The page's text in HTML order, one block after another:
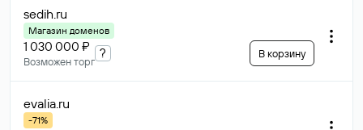
sedih.ru
Магазин доменов
1 030 000 ₽
Возможен торг
? В корзину
evalia.ru
-71%